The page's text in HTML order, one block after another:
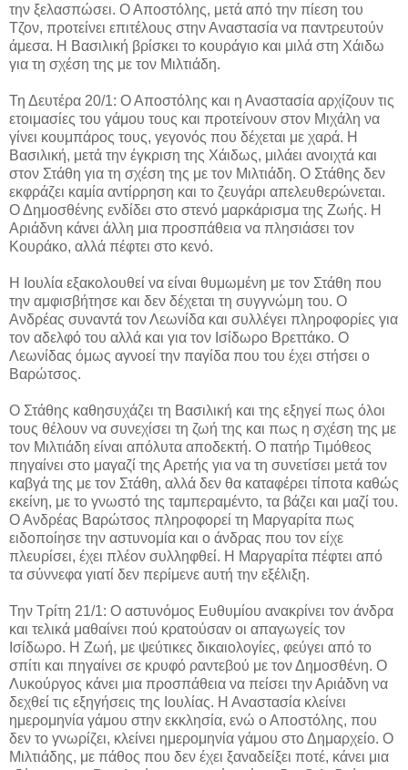
την ξελασπώσει. Ο Αποστόλης, μετά από την πίεση του
Τζον, προτείνει επιτέλους στην Αναστασία να παντρευτούν
άμεσα. Η Βασιλική βρίσκει το κουράγιο και μιλά στη Χάιδω
για τη σχέση της με τον Μιλτιάδη.
Τη Δευτέρα 20/1: Ο Αποστόλης και η Αναστασία αρχίζουν τις
ετοιμασίες του γάμου τους και προτείνουν στον Μιχάλη να
γίνει κουμπάρος τους, γεγονός που δέχεται με χαρά. Η
Βασιλική, μετά την έγκριση της Χάιδως, μιλάει ανοιχτά και
στον Στάθη για τη σχέση της με τον Μιλτιάδη. Ο Στάθης δεν
εκφράζει καμία αντίρρηση και το ζευγάρι απελευθερώνεται.
Ο Δημοσθένης ενδίδει στο στενό μαρκάρισμα της Ζωής. Η
Αριάδνη κάνει άλλη μια προσπάθεια να πλησιάσει τον
Κουράκο, αλλά πέφτει στο κενό.
Η Ιουλία εξακολουθεί να είναι θυμωμένη με τον Στάθη που
την αμφισβήτησε και δεν δέχεται τη συγγνώμη του. Ο
Ανδρέας συναντά τον Λεωνίδα και συλλέγει πληροφορίες για
τον αδελφό του αλλά και για τον Ισίδωρο Βρεττάκο. Ο
Λεωνίδας όμως αγνοεί την παγίδα που του έχει στήσει ο
Βαρώτσος.
Ο Στάθης καθησυχάζει τη Βασιλική και της εξηγεί πως όλοι
τους θέλουν να συνεχίσει τη ζωή της και πως η σχέση της με
τον Μιλτιάδη είναι απόλυτα αποδεκτή. Ο πατήρ Τιμόθεος
πηγαίνει στο μαγαζί της Αρετής για να τη συνετίσει μετά τον
καβγά της με τον Στάθη, αλλά δεν θα καταφέρει τίποτα καθώς
εκείνη, με το γνωστό της ταμπεραμέντο, τα βάζει και μαζί του.
Ο Ανδρέας Βαρώτσος πληροφορεί τη Μαργαρίτα πως
ειδοποίησε την αστυνομία και ο άνδρας που τον είχε
πλευρίσει, έχει πλέον συλληφθεί. Η Μαργαρίτα πέφτει από
τα σύννεφα γιατί δεν περίμενε αυτή την εξέλιξη.
Την Τρίτη 21/1: Ο αστυνόμος Ευθυμίου ανακρίνει τον άνδρα
και τελικά μαθαίνει πού κρατούσαν οι απαγωγείς τον
Ισίδωρο. Η Ζωή, με ψεύτικες δικαιολογίες, φεύγει από το
σπίτι και πηγαίνει σε κρυφό ραντεβού με τον Δημοσθένη. Ο
Λυκούργος κάνει μια προσπάθεια να πείσει την Αριάδνη να
δεχθεί τις εξηγήσεις της Ιουλίας. Η Αναστασία κλείνει
ημερομηνία γάμου στην εκκλησία, ενώ ο Αποστόλης, που
δεν το γνωρίζει, κλείνει ημερομηνία γάμου στο Δημαρχείο. Ο
Μιλτιάδης, με πάθος που δεν έχει ξαναδείξει ποτέ, κάνει μια